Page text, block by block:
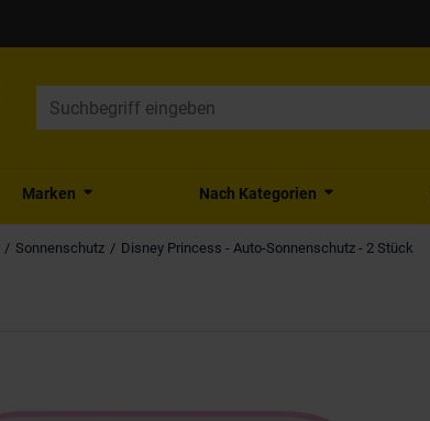
Marken Nach Kategorien
Sonnenschutz Disney Princess - Auto-Sonnenschutz - 2 Stück